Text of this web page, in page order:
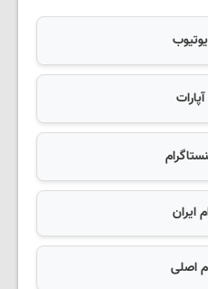
یوتیوب
آپارات
ایران
اصلی